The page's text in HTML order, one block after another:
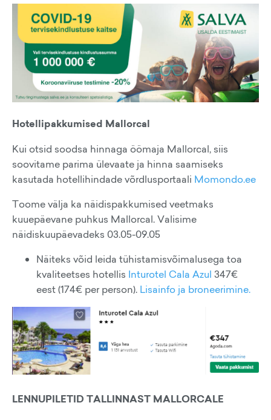
Hotellipakkumised Mallorcal
Kui otsid soodsa hinnaga öömaja Mallorcal, siis
soovitame parima ülevaate ja hinna saamiseks
kasutada hotellihindade võrdlusportaali Momondo.ee
Toome välja ka näidispakkumised veetmaks
kuuepäevane puhkus Mallorcal. Valisime
näidiskuupäevadeks 03.05-09.05
Näiteks võid leida tühistamisvõimalusega toa
kvaliteetses hotellis Inturotel Cala Azul 347€
eest (174€ per person). Lisainfo ja broneerimine.
LENNUPILETID TALLINNAST MALLORCALE